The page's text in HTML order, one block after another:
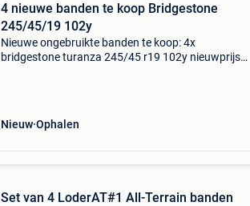
4 nieuwe banden te koop Bridgestone
245/45/19 102y
Nieuwe ongebruikte banden te koop: 4x
bridgestone turanza 245/45 r19 102y nieuwprijs
Nieuw Ophalen
Set van 4 LoderAT#1 All-Terrain banden